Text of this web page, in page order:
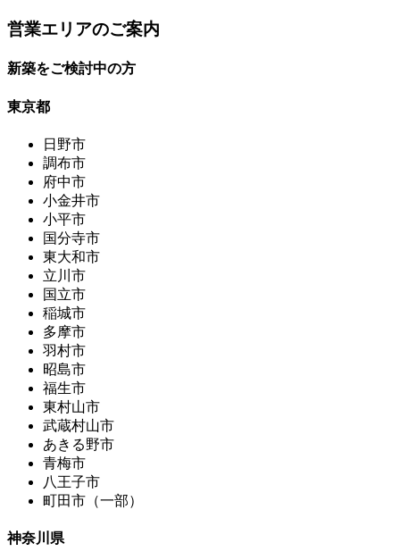
営業エリアのご案内
新築をご検討中の方
東京都
日野市
調布市
府中市
小金井市
小平市
国分寺市
東大和市
立川市
国立市
稲城市
多摩市
羽村市
昭島市
福生市
東村山市
武蔵村山市
あきる野市
青梅市
八王子市
町田市（一部）
神奈川県